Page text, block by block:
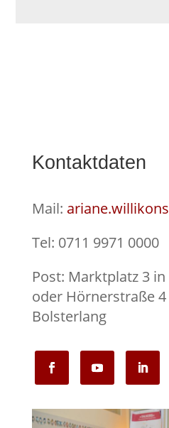
Kontaktdaten
Mail:
Tel: 0711 9971 0000
Post: Marktplatz 3
oder Hörnerstraße 4
Bolsterlang